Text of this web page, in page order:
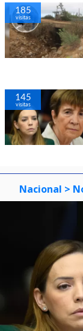
185
visitas
145
visitas
Nacional >